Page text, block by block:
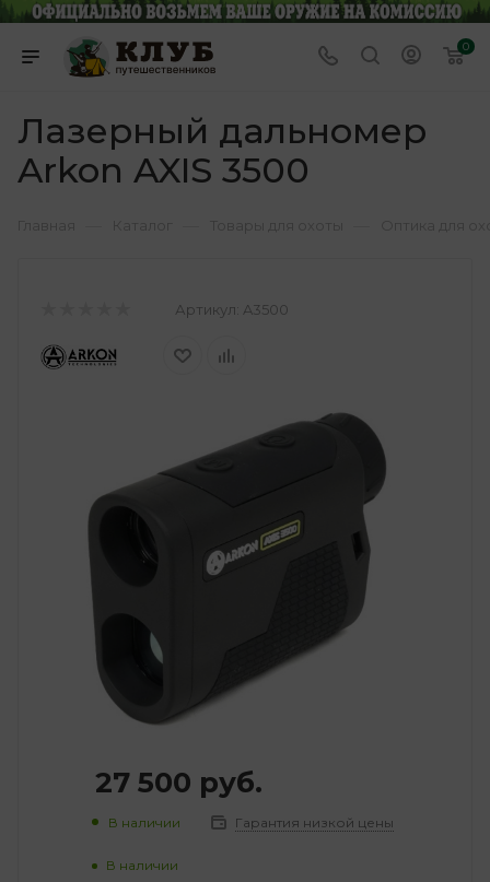
0
Лазерный дальномер
Arkon AXIS 3500
Артикул: A3500
27 500 руб.
В наличии Гарантия низкой цены
В наличии